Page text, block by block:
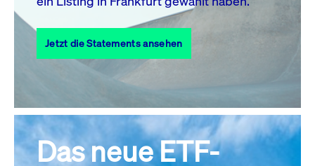
27 28
31
Alle Events
Jetzt die Statements ansehen
Das neue ETF-